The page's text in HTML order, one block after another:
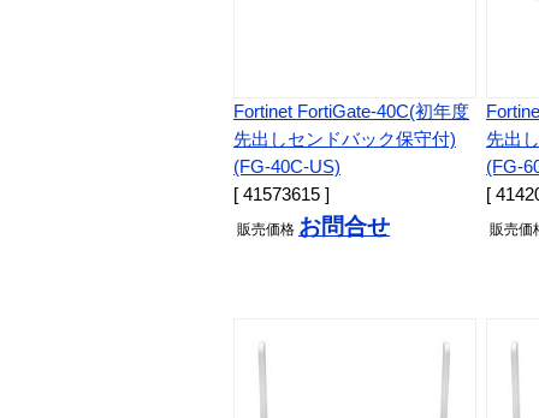
Fortinet FortiGate-40C(初年度
先出しセンドバック保守付)
(FG-40C-US)
[ 41573615 ]
販売価格 お問合せ
先出
(FG-
[
販売価